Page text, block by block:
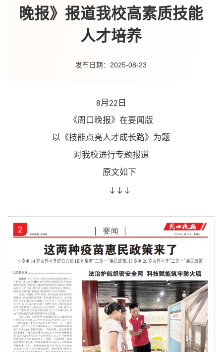
晚报》报道我校高素质技能
人才培养
发布日期：2025-08-23
8月 22 日
《周口晚报》在要闻版
以《技能点亮人才成长路》为题
对我校进行专题报道
原文如下
↓↓↓